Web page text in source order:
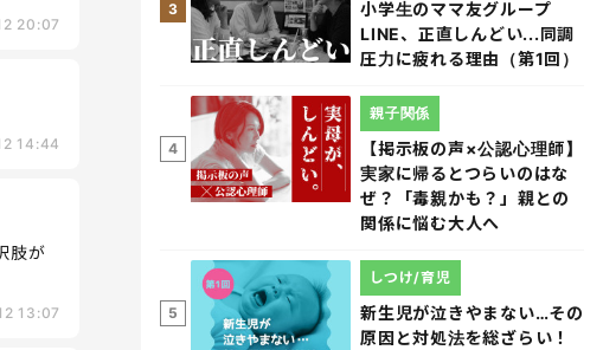
20:07
14:44
肢が
13:07
3
小学生のママ友グループ
LINE、正直しんどい...同調
圧力に疲れる理由（第1回）
4
【掲示板の声×公認心理師】
実家に帰るとつらいのはな
ぜ？「毒親かも？」親との
関係に悩む大人へ
親子関係
5
新生児が泣きやまない…その
原因と対処法を総ざらい！
しつけ/育児